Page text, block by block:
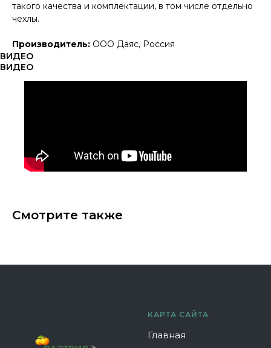
такого качества и комплектации, в том числе отдельно
чехлы.
Производитель: ООО Даяс, Россия
ВИДЕО
ВИДЕО
Смотрите также
КАРТА САЙТА
Главная